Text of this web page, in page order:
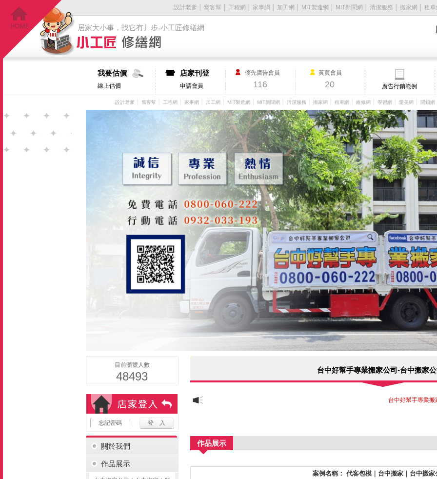
居家大小事，找它有丿步-小工匠修繕網
設計老爹 窩客幫 工程網 家事網 加工網 MIT製造網 MIT新聞網 清潔服務 搬家網 租
我要估價
線上估價
店家刊登
申請會員
優先廣告會員
116
黃頁會員
20 廣告行銷範例
設計老爹 窩客幫 工程網 家事網 加工網 MIT製造網 MIT新聞網 清潔服務 搬家網 租車網 維修網 學習網 愛美網 開鎖網
目前瀏覽人數
48493
忘記密碼
關於我們
作品展示
台中好幫手專業搬家公司-台中搬家
台中好幫手專業搬家公
作品展示
案例名稱： 代客包模｜台中搬家｜台中搬家